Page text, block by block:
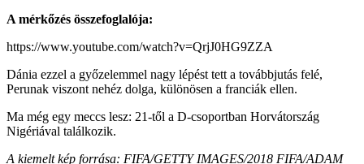
A mérkőzés összefoglalója:
https://www.youtube.com/watch?v=QrjJ0HG9ZZA
Dánia ezzel a győzelemmel nagy lépést tett a továbbjutás felé,
Perunak viszont nehéz dolga, különösen a franciák ellen.
Ma még egy meccs lesz: 21-től a D-csoportban Horvátország
Nigériával találkozik.
A kiemelt kép forrása: FIFA/GETTY IMAGES/2018 FIFA/ADAM